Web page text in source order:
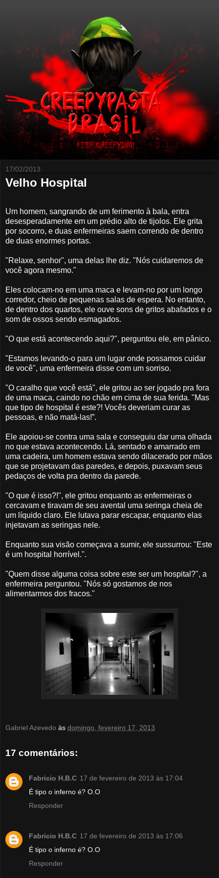
17/02/2013
Velho Hospital
Um homem, sangrando de um ferimento à bala, entra
desesperadamente em um prédio alto de tijolos. Ele grita
por socorro, e duas enfermeiras saem correndo de dentro
de duas enormes portas.
"Relaxe, senhor", uma delas lhe diz. "Nós cuidaremos de
você agora mesmo."
Eles colocam-no em uma maca e levam-no por um longo
corredor, cheio de pequenas salas de espera. No entanto,
de dentro dos quartos, ele ouve sons de gritos abafados e o
som de ossos sendo esmagados.
"O que está acontecendo aqui?", perguntou ele, em pânico.
"Estamos levando-o para um lugar onde possamos cuidar
de você", uma enfermeira disse com um sorriso.
"O caralho que você está", ele gritou ao ser jogado pra fora
de uma maca, caindo no chão em cima de sua ferida. "Mas
que tipo de hospital é este?! Vocês deveriam curar as
pessoas, e não matá-las!”.
Ele apoiou-se contra uma sala e conseguiu dar uma olhada
no que estava acontecendo. Lá, sentado e amarrado em
uma cadeira, um homem estava sendo dilacerado por mãos
que se projetavam das paredes, e depois, puxavam seus
pedaços de volta pra dentro da parede.
"O que é isso?!", ele gritou enquanto as enfermeiras o
cercavam e tiravam de seu avental uma seringa cheia de
um líquido claro. Ele lutava parar escapar, enquanto elas
injetavam as seringas nele.
Enquanto sua visão começava a sumir, ele sussurrou: "Este
é um hospital horrível.".
"Quem disse alguma coisa sobre este ser um hospital?", a
enfermeira perguntou. "Nós só gostamos de nos
alimentarmos dos fracos."
Gabriel Azevedo às domingo, fevereiro 17, 2013
17 comentários:
Fabricio H.B.C 17 de fevereiro de 2013 às 17:04
É tipo o inferno é? O.O
Responder
Fabricio H.B.C 17 de fevereiro de 2013 às 17:06
É tipo o inferno é? O.O
Responder